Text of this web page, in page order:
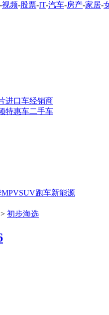
-视频-股票-IT-汽车-房产-家居-
进口车经销商
特惠车二手车
MPVSUV跑车新能源
> 初步海选